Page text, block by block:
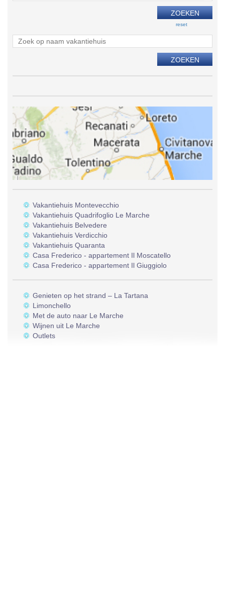
reset
Vakantiehuis Montevecchio
Vakantiehuis Quadrifoglio Le Marche
Vakantiehuis Belvedere
Vakantiehuis Verdicchio
Vakantiehuis Quaranta
Casa Frederico - appartement Il Moscatello
Casa Frederico - appartement Il Giuggiolo
Genieten op het strand – La Tartana
Limonchello
Met de auto naar Le Marche
Wijnen uit Le Marche
Outlets